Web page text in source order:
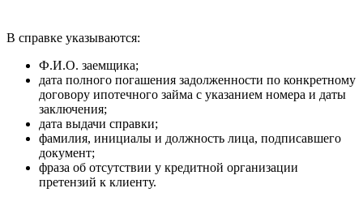
В справке указываются:
Ф.И.О. заемщика;
дата полного погашения задолженности по конкретному
договору ипотечного займа с указанием номера и даты
заключения;
дата выдачи справки;
фамилия, инициалы и должность лица, подписавшего
документ;
фраза об отсутствии у кредитной организации
претензий к клиенту.